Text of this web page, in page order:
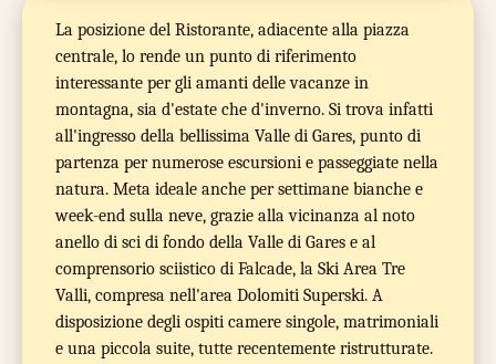
La posizione del Ristorante, adiacente alla piazza
centrale, lo rende un punto di riferimento
interessante per gli amanti delle vacanze in
montagna, sia d'estate che d'inverno. Si trova infatti
all'ingresso della bellissima Valle di Gares, punto di
partenza per numerose escursioni e passeggiate nella
natura. Meta ideale anche per settimane bianche e
week-end sulla neve, grazie alla vicinanza al noto
anello di sci di fondo della Valle di Gares e al
comprensorio sciistico di Falcade, la Ski Area Tre
Valli, compresa nell'area Dolomiti Superski. A
disposizione degli ospiti camere singole, matrimoniali
e una piccola suite, tutte recentemente ristrutturate.